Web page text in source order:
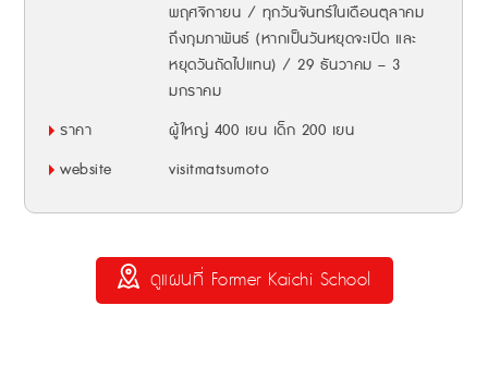
พฤศจิกายน / ทุกวันจันทร์ในเดือนตุลาคม
ถึงกุมภาพันธ์ (หากเป็นวันหยุดจะเปิด และ
หยุดวันถัดไปแทน) / 29 ธันวาคม – 3
มกราคม
ราคา
ผู้ใหญ่ 400 เยน เด็ก 200 เยน
website
visitmatsumoto
ดูแผนที่ Former Kaichi School